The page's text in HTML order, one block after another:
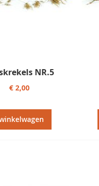
NR.5
€ 2,00